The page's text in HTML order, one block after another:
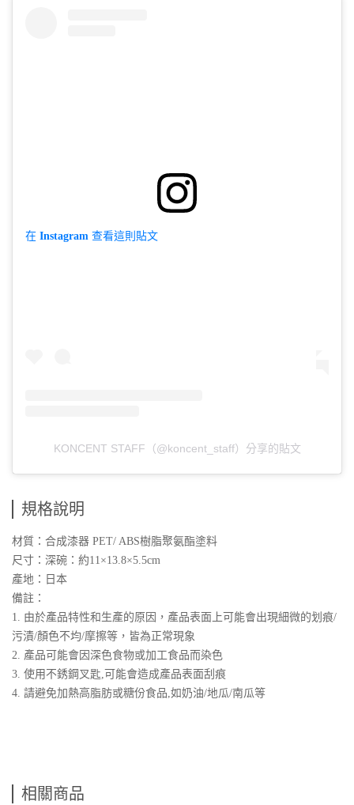
在 Instagram 查看這則貼文
KONCENT STAFF（@koncent_staff）分享的貼文
規格說明
材質：合成漆器 PET/ ABS樹脂聚氨酯塗料
尺寸：深碗：約11×13.8×5.5cm
產地：日本
備註：
1. 由於產品特性和生產的原因，產品表面上可能會出現細微的划痕/
污漬/顏色不均/摩擦等，皆為正常現象
2. 產品可能會因深色食物或加工食品而染色
3. 使用不銹鋼叉匙,可能會造成產品表面刮痕
4. 請避免加熱高脂肪或糖份食品,如奶油/地瓜/南瓜等
相關商品